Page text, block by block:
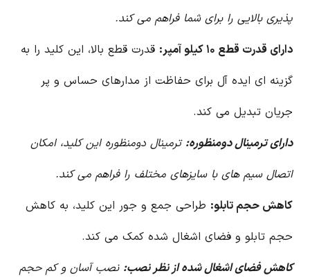
پذیری بالایی را برای شما فراهم می کند.
دارای قدرت قطع ۱۰ کیلو آمپر:
قدرت قطع بالا، این کلید را به
گزینه ای ایده آل برای حفاظت از مدارهای حساس و پر
جریان تبدیل می کند.
دارای ترمینال دومنظوره: ترمینال دومنظوره این کلید، امکان
اتصال سیم های با سایزهای مختلف را فراهم می کند.
کاهش حجم تابلو: طراحی جمع و جور این کلید، به کاهش
حجم تابلو و فضای اشغال شده کمک می کند.
کاهش فضای اشغال شده از نظر نصب: نصب آسان و کم حجم